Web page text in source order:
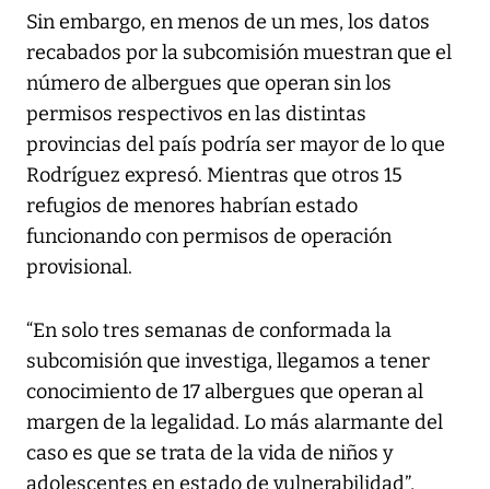
Sin embargo, en menos de un mes, los datos
recabados por la subcomisión muestran que el
número de albergues que operan sin los
permisos respectivos en las distintas
provincias del país podría ser mayor de lo que
Rodríguez expresó. Mientras que otros 15
refugios de menores habrían estado
funcionando con permisos de operación
provisional.
“En solo tres semanas de conformada la
subcomisión que investiga, llegamos a tener
conocimiento de 17 albergues que operan al
margen de la legalidad. Lo más alarmante del
caso es que se trata de la vida de niños y
adolescentes en estado de vulnerabilidad”,